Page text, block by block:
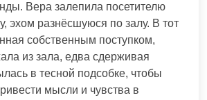
Вера залепила посетителю
эхом разнёсшуюся по залу. В тот
собственным поступком,
из зала, едва сдерживая
в тесной подсобке, чтобы
мысли и чувства в